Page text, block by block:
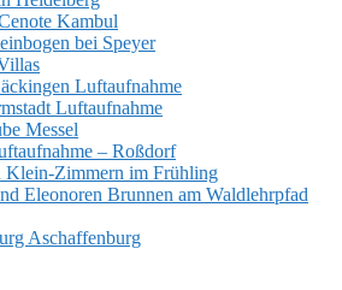
Kambul
bei Speyer
Luftaufnahme
Luftaufnahme
Messel
– Roßdorf
Klein-Zimmern im Frühling
Eleonoren Brunnen am Waldlehrpfad
Aschaffenburg